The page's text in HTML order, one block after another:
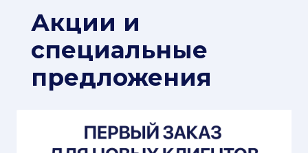
Акции и
специальные
предложения